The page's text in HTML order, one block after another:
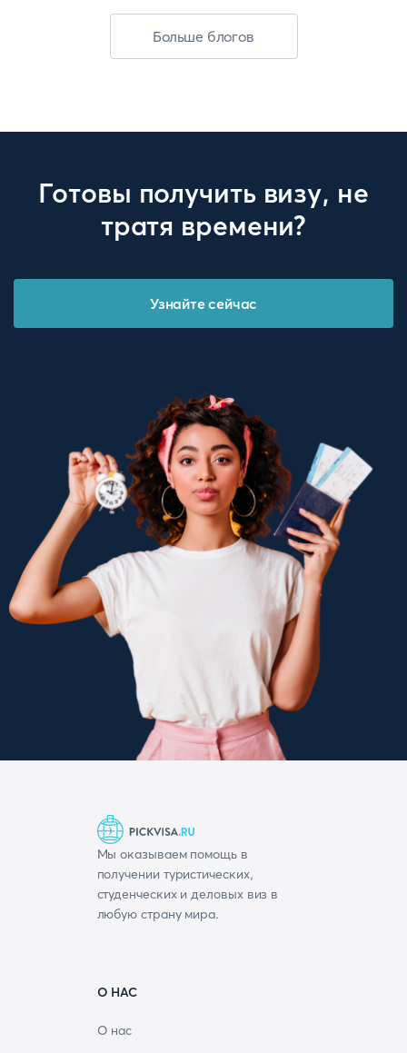
Больше блогов
Готовы получить визу, не
тратя времени?
Узнайте сейчас
Мы оказываем помощь в
получении туристических,
студенческих и деловых виз в
любую страну мира.
О НАС
О нас